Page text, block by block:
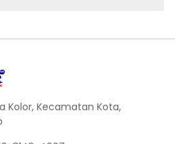
Kolor, Kecamatan Kota,